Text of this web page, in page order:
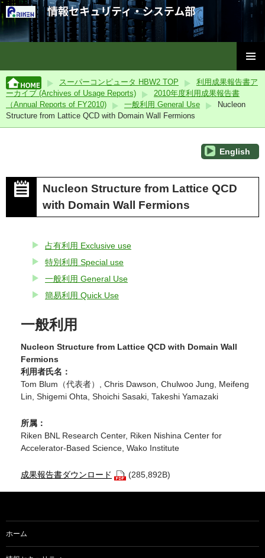
ニュー
ン
テ
ン
ツ
へ
プ
スーパーコンピュータ HBW2 TOP
利用成果報告書ア
ーカイブ (Archives of Usage Reports)
2010年度利用成果報告書
（Annual Reports of FY2010)
一般利用 General Use
Nucleon
Structure from Lattice QCD with Domain Wall Fermions
English
Nucleon Structure from Lattice QCD
with Domain Wall Fermions
占有利用 Exclusive use
特別利用 Special use
一般利用 General Use
簡易利用 Quick Use
一般利用
Nucleon Structure from Lattice QCD with Domain Wall
Fermions
利用者氏名：
Tom Blum（代表者）, Chris Dawson, Chulwoo Jung, Meifeng
Lin, Shigemi Ohta, Shoichi Sasaki, Takeshi Yamazaki
所属：
Riken BNL Research Center, Riken Nishina Center for
Accelerator-Based Science, Wako Institute
成果報告書ダウンロード (285,892B)
ホーム